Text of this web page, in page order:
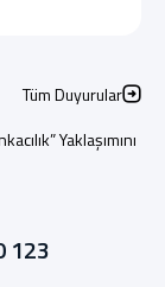
Tüm Duyurular
Yaklaşımını
123